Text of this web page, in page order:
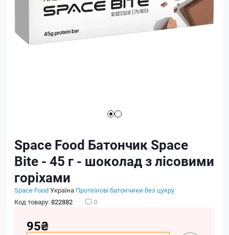
Space Food Батончик Space
Bite - 45 г - шоколад з лісовими
горіхами
Space FoodУкраїна Протеїнові батончики без цукру
Код товару:822882 0
95₴